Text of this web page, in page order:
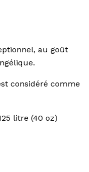
au goût
considéré comme
litre (40 oz)